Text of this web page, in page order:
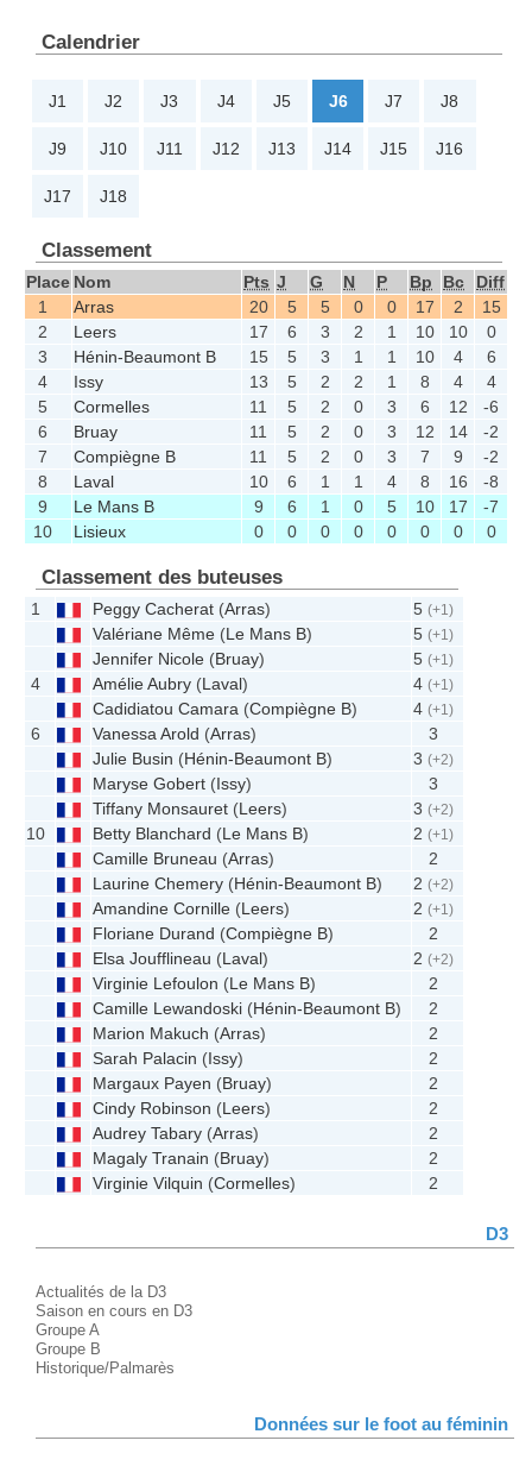
Calendrier
J1 J2 J3 J4 J5 J6 J7 J8
J9 J10 J11 J12 J13 J14 J15 J16
J17 J18
Classement
Place Nom Pts J G N P Bp Bc
Diff
1
Arras 20 5 5 0 0 17 2
15
2
Leers 17 6 3 2 1 10 10
0
3
Hénin-Beaumont B 15 5 3 1 1 10 4
6
4
Issy 13 5 2 2 1 8 4
4
5
Cormelles 11 5 2 0 3 6 12
-6
6
Bruay 11 5 2 0 3 12 14
-2
7
Compiègne B 11 5 2 0 3 7 9
-2
8
Laval 10 6 1 1 4 8 16
-8
9
Le Mans B 9 6 1 0 5 10 17
-7
10
Lisieux 0 0 0 0 0 0 0 0
Classement des buteuses
1 Peggy Cacherat (Arras) 5(+1)
Valériane Même (Le Mans B) 5(+1)
Jennifer Nicole (Bruay) 5(+1)
4 Amélie Aubry (Laval) 4(+1)
Cadidiatou Camara (Compiègne B) 4(+1)
6 Vanessa Arold (Arras)
3
Julie Busin (Hénin-Beaumont B) 3(+2)
Maryse Gobert (Issy)
3
Tiffany Monsauret (Leers) 3(+2)
10 Betty Blanchard (Le Mans B) 2(+1)
Camille Bruneau (Arras)
2
Laurine Chemery (Hénin-Beaumont B) 2(+2)
Amandine Cornille (Leers) 2(+1)
Floriane Durand (Compiègne B)
2
Elsa Joufflineau (Laval) 2(+2)
Virginie Lefoulon (Le Mans B)
2
Camille Lewandoski (Hénin-Beaumont B)
2
Marion Makuch (Arras)
2
Sarah Palacin (Issy)
2
Margaux Payen (Bruay)
2
Cindy Robinson (Leers)
2
Audrey Tabary (Arras)
2
Magaly Tranain (Bruay)
2
Virginie Vilquin (Cormelles) 2
D3
Actualités de la D3
Saison en cours en D3
Groupe A
Groupe B
Historique/Palmarès
Données sur le foot au féminin